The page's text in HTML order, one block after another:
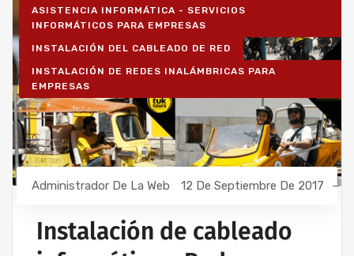
ASISTENCIA INFORMÁTICA - SERVICIOS
INFORMÁTICOS PARA EMPRESAS
INSTALACIÓN DEL CABLEADO DE RED
INSTALACIÓN DE REDES INALÁMBRICAS PARA
EMPRESAS
Administrador De La Web 12 De Septiembre De 2017
Instalación de cableado